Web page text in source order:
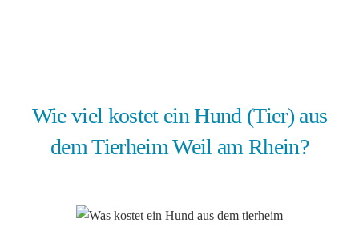
Wie viel kostet ein Hund (Tier) aus
dem Tierheim Weil am Rhein?